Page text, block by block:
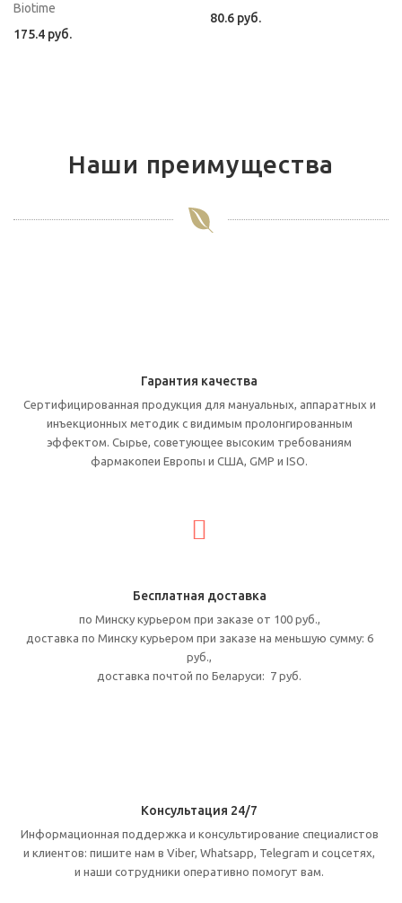
Biotime
175.4 руб.
80.6 руб.
Наши преимущества
Гарантия качества
Cертифицированная продукция для мануальных, аппаратных и
инъекционных методик с видимым пролонгированным
эффектом. Cырье, советующее высоким требованиям
фармакопеи Европы и США, GMP и ISO.
Бесплатная доставка
по Минску курьером при заказе от 100 руб.,
доставка по Минску курьером при заказе на меньшую сумму: 6
руб.,
доставка почтойпо Беларуси: 7 руб.
Консультация 24/7
Информационная поддержка и консультирование специалистов
и клиентов: пишите нам в Viber, Whatsapp, Telegram и соцсетях,
и наши сотрудники оперативно помогут вам.